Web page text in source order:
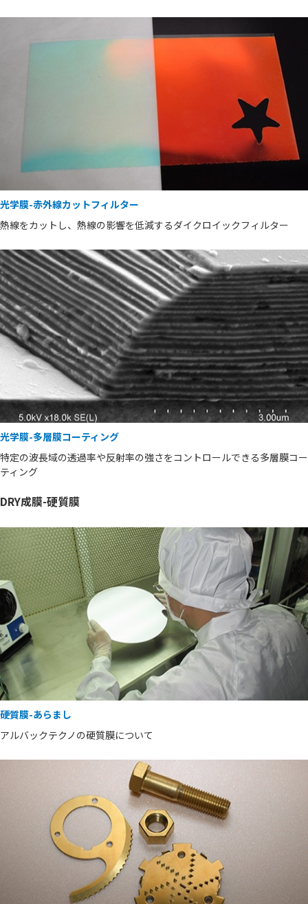
光学膜-赤外線カットフィルター
熱線をカットし、熱線の影響を低減するダイクロイックフィルター
光学膜-多層膜コーティング
特定の波長域の透過率や反射率の強さをコントロールできる多層膜コー
ティング
DRY成膜-硬質膜
硬質膜-あらまし
アルバックテクノの硬質膜について